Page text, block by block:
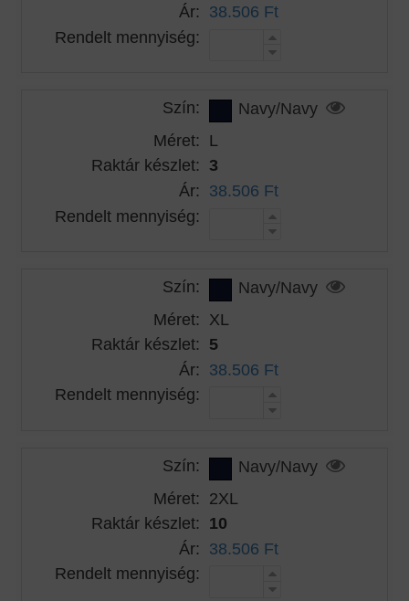
Ár: 38.506 Ft
Rendelt mennyiség:
Szín:
Navy/Navy
Méret: L
Raktár készlet: 3
Ár: 38.506 Ft
Rendelt mennyiség:
Szín:
Navy/Navy
Méret: XL
Raktár készlet: 5
Ár: 38.506 Ft
Rendelt mennyiség:
Szín:
Navy/Navy
Méret: 2XL
Raktár készlet: 10
Ár: 38.506 Ft
Rendelt mennyiség: